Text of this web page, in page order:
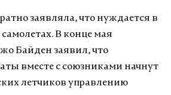
заявляла, что нуждается в
В конце мая
Байден заявил, что
вместе с союзниками начнут
летчиков управлению